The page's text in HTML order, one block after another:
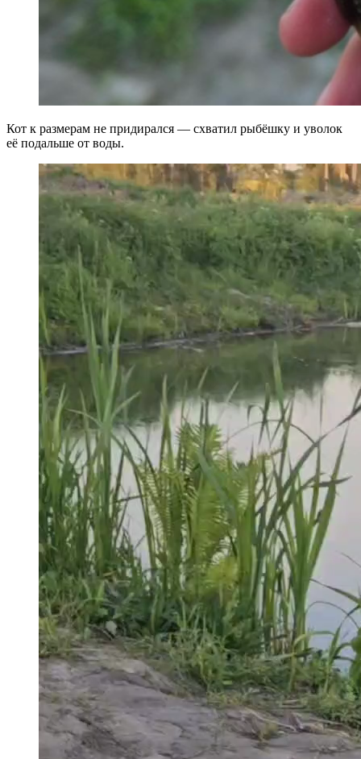
Кот к размерам не придирался — схватил рыбёшку и уволок
её подальше от воды.